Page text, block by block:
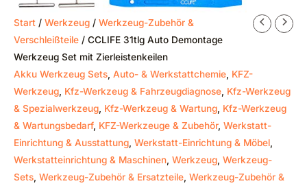
Start / Werkzeug / Werkzeug-Zubehör &
Verschleißteile / CCLIFE 31tlg Auto Demontage
Werkzeug Set mit Zierleistenkeilen
Akku Werkzeug Sets Auto- & Werkstattchemie KFZ-
Werkzeug Kfz-Werkzeug & Fahrzeugdiagnose Kfz-Werkzeug
& Spezialwerkzeug Kfz-Werkzeug & Wartung Kfz-Werkzeug
& Wartungsbedarf, KFZ-Werkzeuge & Zubehör, Werkstatt-
Einrichtung & Ausstattung Werkstatt-Einrichtung & Möbel
Werkstatteinrichtung & Maschinen Werkzeug Werkzeug-
Sets Werkzeug-Zubehör & Ersatzteile Werkzeug-Zubehör &